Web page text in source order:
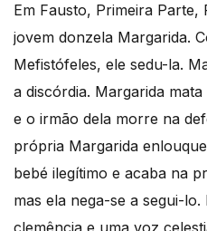
Em Fausto, Primeira Parte,
jovem donzela Margarida.
Mefistófeles, ele sedu-la.
a discórdia. Margarida
e o irmão dela morre na
própria Margarida
bebé ilegítimo e acaba na
mas ela nega-se a segui-
clemência e uma voz